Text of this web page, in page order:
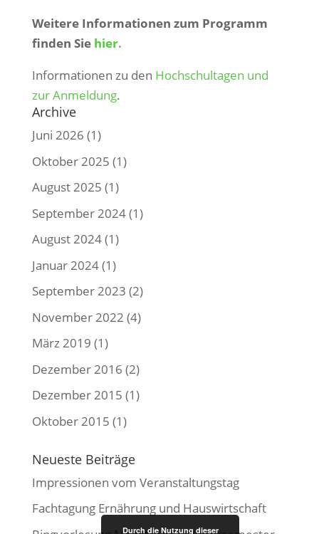
Weitere Informationen zum Programm
finden Sie hier.
Informationen zu den Hochschultagen und
zur Anmeldung.
Archive
Juni 2026 (1)
Oktober 2025 (1)
August 2025 (1)
September 2024(1)
August 2024(1)
Januar 2024(1)
September 2023 (2)
November 2022 (4)
März 2019 (1)
Dezember 2016 (2)
Dezember 2015 (1)
Oktober 2015 (1)
Neueste Beiträge
Impressionen vom Veranstaltungstag
Fachtagung Ernährung und Hauswirtschaft
Durch die Nutzung dieser